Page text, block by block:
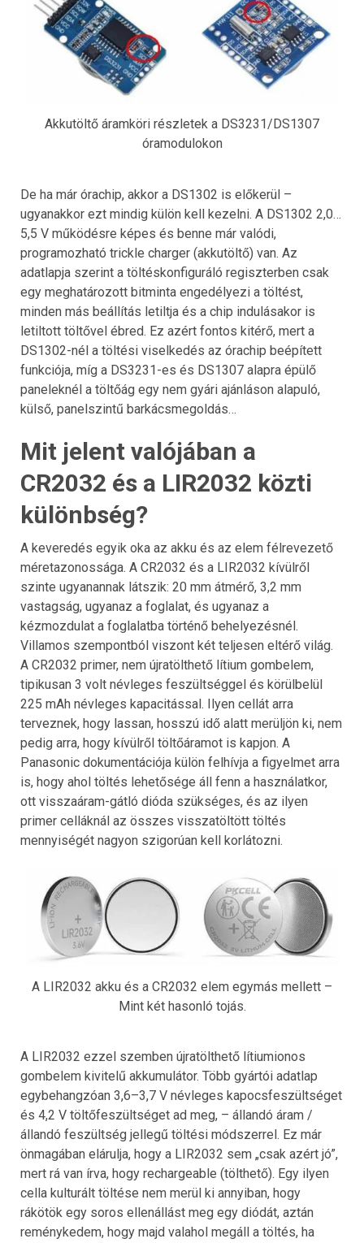
Akkutöltő áramköri részletek a DS3231/DS1307
óramodulokon
De ha már órachip, akkor a DS1302 is előkerül –
ugyanakkor ezt mindig külön kell kezelni. A DS1302 2,0…
5,5 V működésre képes és benne már valódi,
programozható trickle charger (akkutöltő) van. Az
adatlapja szerint a töltéskonfiguráló regiszterben csak
egy meghatározott bitminta engedélyezi a töltést,
minden más beállítás letiltja és a chip indulásakor is
letiltott töltővel ébred. Ez azért fontos kitérő, mert a
DS1302-nél a töltési viselkedés az órachip beépített
funkciója, míg a DS3231-es és DS1307 alapra épülő
paneleknél a töltőág egy nem gyári ajánláson alapuló,
külső, panelszintű barkácsmegoldás…
Mit jelent valójában a
CR2032 és a LIR2032 közti
különbség?
A keveredés egyik oka az akku és az elem félrevezető
méretazonossága. A CR2032 és a LIR2032 kívülről
szinte ugyanannak látszik: 20 mm átmérő, 3,2 mm
vastagság, ugyanaz a foglalat, és ugyanaz a
kézmozdulat a foglalatba történő behelyezésnél.
Villamos szempontból viszont két teljesen eltérő világ.
A CR2032 primer, nem újratölthető lítium gombelem,
tipikusan 3 volt névleges feszültséggel és körülbelül
225 mAh névleges kapacitással. Ilyen cellát arra
terveznek, hogy lassan, hosszú idő alatt merüljön ki, nem
pedig arra, hogy kívülről töltőáramot is kapjon. A
Panasonic dokumentációja külön felhívja a figyelmet arra
is, hogy ahol töltés lehetősége áll fenn a használatkor,
ott visszaáram-gátló dióda szükséges, és az ilyen
primer celláknál az összes visszatöltött töltés
mennyiségét nagyon szigorúan kell korlátozni.
A LIR2032 akku és a CR2032 elem egymás mellett –
Mint két hasonló tojás.
A LIR2032 ezzel szemben újratölthető lítiumionos
gombelem kivitelű akkumulátor. Több gyártói adatlap
egybehangzóan 3,6–3,7 V névleges kapocsfeszültséget
és 4,2 V töltőfeszültséget ad meg, – állandó áram /
állandó feszültség jellegű töltési módszerrel. Ez már
önmagában elárulja, hogy a LIR2032 sem „csak azért jó”,
mert rá van írva, hogy rechargeable (tölthető). Egy ilyen
cella kulturált töltése nem merül ki annyiban, hogy
rákötök egy soros ellenállást meg egy diódát, aztán
reménykedem, hogy majd valahol megáll a töltés, ha